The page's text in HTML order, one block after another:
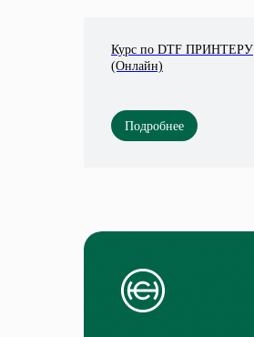
Курс по DTF ПРИНТЕРУ
(Онлайн)
Подробнее